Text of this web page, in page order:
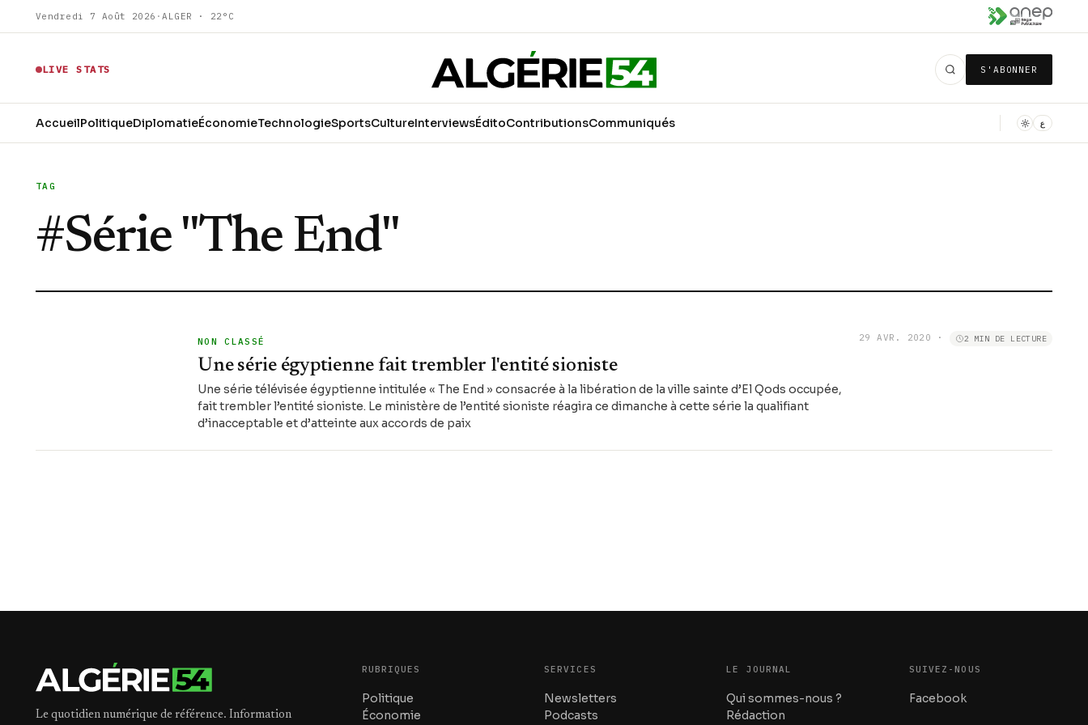
Vendredi 7 Août 2026 ·ALGER · 22°C
LIVE STATS S'ABONNER
AccueilPolitiqueDiplomatieÉconomieTechnologieSportsCultureInterviewsÉditoContributionsCommuniqués ع
TAG
#Série "The End"
NON CLASSÉ
Une série égyptienne fait trembler l'entité sioniste
Une série télévisée égyptienne intitulée « The End » consacrée à la libération de la ville sainte d’El Qods occupée,
fait trembler l’entité sioniste. Le ministère de l’entité sioniste réagira ce dimanche à cette série la qualifiant
d’inacceptable et d’atteinte aux accords de paix
29 AVR. 2020 · 2 MIN DE LECTURE
Le quotidien numérique de référence. Information
RUBRIQUES
Politique
Économie
SERVICES
Newsletters
Podcasts
LE JOURNAL
Qui sommes-nous ?
Rédaction
SUIVEZ-NOUS
Facebook